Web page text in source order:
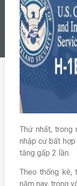
Thứ nhất, trong
nhập cư bất
tăng gấp 2 lần.
Theo thống kê,
năm nay, trong